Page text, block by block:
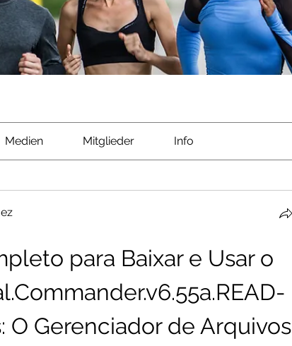
Medien Mitglieder Info
para Baixar e Usar o
O Gerenciador de Arquivos